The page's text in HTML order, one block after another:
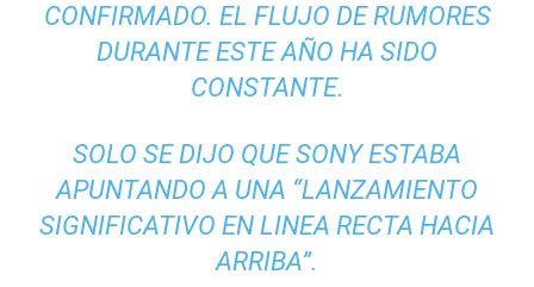
CONFIRMADO. EL FLUJO DE RUMORES
DURANTE ESTE AÑO HA SIDO
CONSTANTE.
SOLO SE DIJO QUE SONY ESTABA
APUNTANDO A UNA “LANZAMIENTO
SIGNIFICATIVO EN LINEA RECTA HACIA
ARRIBA”.